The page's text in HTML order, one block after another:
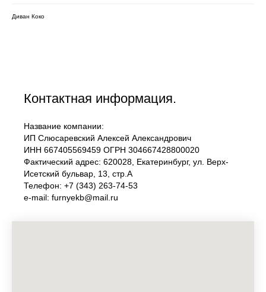
Диван Коко
Контактная информация.
Название компании:
ИП Слюсаревский Алексей Александрович
ИНН 667405569459 ОГРН 304667428800020
Фактический адрес: 620028, Екатеринбург, ул. Верх-
Исетский бульвар, 13, стр.А
Телефон: +7 (343) 263-74-53
e-mail: furnyekb@mail.ru